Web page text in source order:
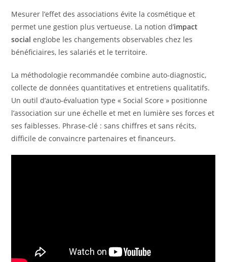
Mesurer l’effet des associations évite la cosmétique et
permet une gestion plus vertueuse. La notion d’impact
social englobe les changements observables chez les
bénéficiaires, les salariés et le territoire.
La méthodologie recommandée combine auto-diagnostic,
collecte de données quantitatives et entretiens qualitatifs.
Un outil d’auto-évaluation type « Social Score » positionne
l’association sur une échelle et met en lumière ses forces et
ses faiblesses. Phrase-clé : sans chiffres et sans récits,
difficile de convaincre partenaires et financeurs.